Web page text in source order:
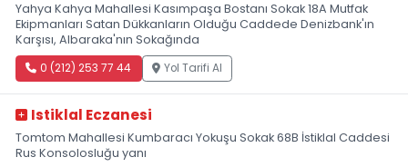
Yahya Kahya Mahallesi Kasımpaşa Bostanı Sokak 18A Mutfak
Ekipmanları Satan Dükkanların Olduğu Caddede Denizbank'ın
Karşısı, Albaraka'nın Sokağında
0 (212) 253 77 44 Yol Tarifi Al
Istiklal Eczanesi
Tomtom Mahallesi Kumbaracı Yokuşu Sokak 68B İstiklal Caddesi
Rus Konsolosluğu yanı